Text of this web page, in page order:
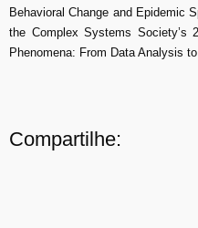
Behavioral Change and Epidemic
the Complex Systems Society’s
Phenomena: From Data Analysis
Compartilhe: